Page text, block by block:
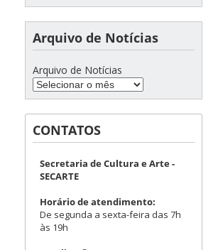
Arquivo de Notícias
Arquivo de Notícias
CONTATOS
Secretaria de Cultura e Arte -
SECARTE
Horário de atendimento:
De segunda a sexta-feira das 7h
às 19h